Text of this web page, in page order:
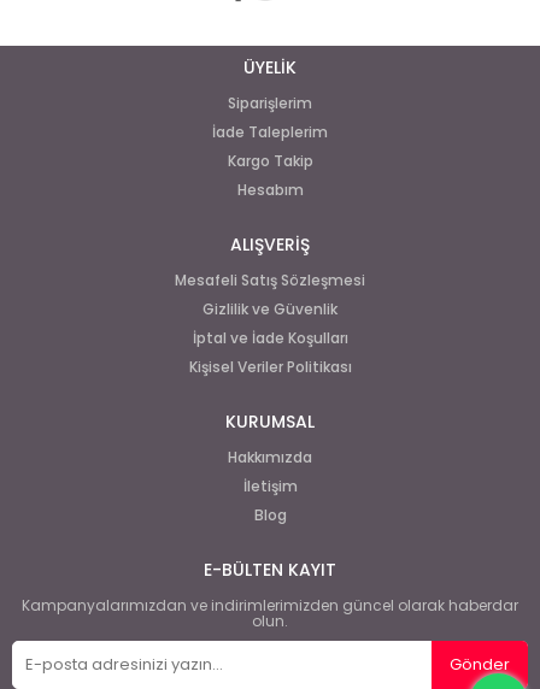
ÜYELİK
Siparişlerim
İade Taleplerim
Kargo Takip
Hesabım
ALIŞVERİŞ
Mesafeli Satış Sözleşmesi
Gizlilik ve Güvenlik
İptal ve İade Koşulları
Kişisel Veriler Politikası
KURUMSAL
Hakkımızda
İletişim
Blog
E-BÜLTEN KAYIT
Kampanyalarımızdan ve indirimlerimizden güncel olarak haberdar
olun.
Gönder